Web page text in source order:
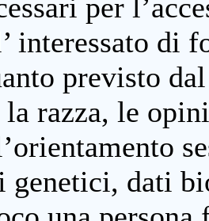
per
interessato di
previsto
razza, le
genetici, dati